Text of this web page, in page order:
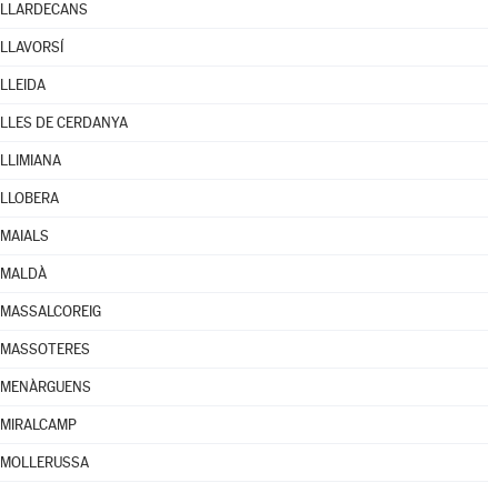
LLARDECANS
LLAVORSÍ
LLEIDA
LLES DE CERDANYA
LLIMIANA
LLOBERA
MAIALS
MALDÀ
MASSALCOREIG
MASSOTERES
MENÀRGUENS
MIRALCAMP
MOLLERUSSA